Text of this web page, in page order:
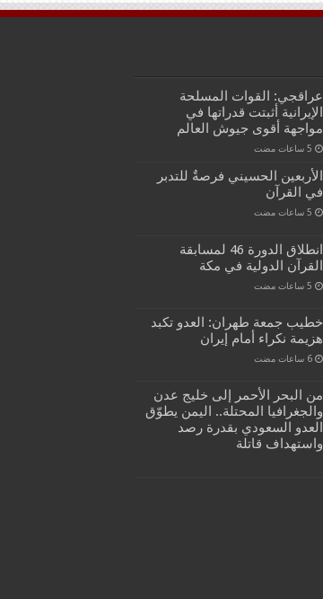
عراقجي: القوات المسلحة
الإيرانية أثبتت قدراتها في
مواجهة أقوى جيوش العالم
الأربعين الحسيني فرصةٌ للتدبر
في القرآن
انطلاق الدورة 46 لمسابقة
القرآن الدولية في مكة
خطيب جمعة طهران: العدو تكبد
هزيمة نكراء أمام إيران
من البحر الأحمر إلى خليج عدن
والجغرافيا المحتلة.. اليمن يطوّق
العدو السعودي بقدرة رصد
واستهداف قاتلة